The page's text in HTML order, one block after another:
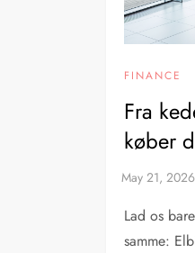
FINANCE
Fra
køber
Lad os
samme: